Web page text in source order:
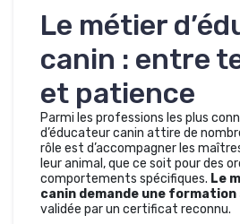
Le métier
canin : entre
et patience
Parmi les professions les plus
d’éducateur canin attire de
rôle est d’accompagner les
leur animal, que ce soit pour des
comportements spécifiques. Le
canin demande une formation
validée par un certificat reconnu.